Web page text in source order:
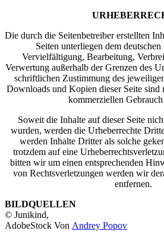
Die durch die Seitenbetreiber erstellten
Seiten unterliegen dem
Vervielfältigung, Bearbeitung,
Verwertung außerhalb der Grenzen des
schriftlichen Zustimmung des
Downloads und Kopien dieser Seite
kommerziellen Gebrauch
Soweit die Inhalte auf dieser Seite
wurden, werden die Urheberrechte
werden Inhalte Dritter als solche
trotzdem auf eine
bitten wir um einen entsprechenden
von Rechtsverletzungen werden wir
entfernen.
BILDQUELLEN
© Junikind,
AdobeStock Von Andrey Popov